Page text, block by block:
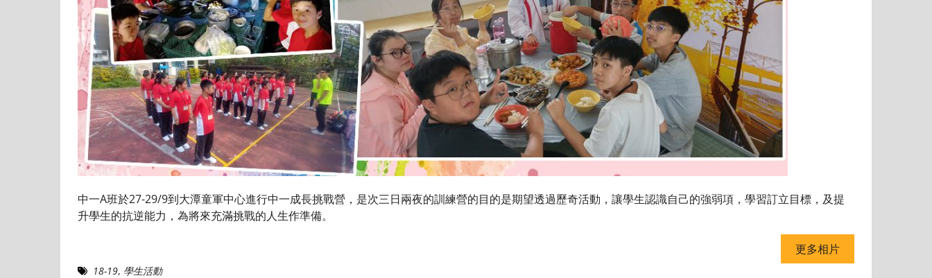
中一A班於27-29/9到大潭童軍中心進行中一成長挑戰營，是次三日兩夜的訓練營的目的是期望透過歷奇活動，讓學生認識自己的強弱項，學習訂立目標，及提
升學生的抗逆能力，為將來充滿挑戰的人生作準備。
更多相片
18-19, 學生活動